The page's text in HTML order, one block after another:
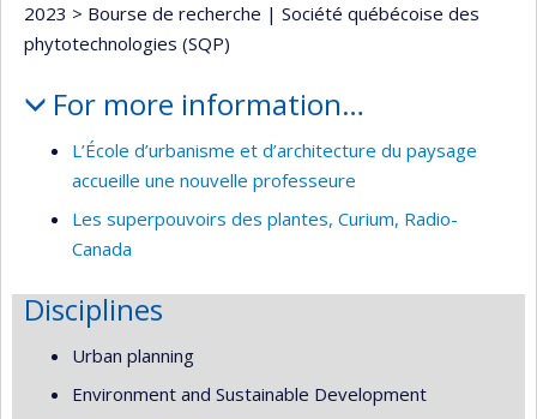
2023 > Bourse de recherche | Société québécoise des
phytotechnologies (SQP)
For more information…
L’École d’urbanisme et d’architecture du paysage
accueille une nouvelle professeure
Les superpouvoirs des plantes, Curium, Radio-
Canada
Disciplines
Urban planning
Environment and Sustainable Development